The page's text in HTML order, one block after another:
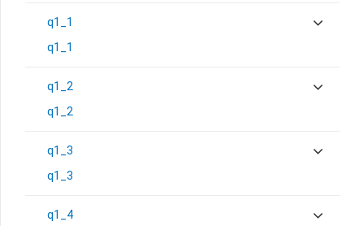
q1_1
q1_1
q1_2
q1_2
q1_3
q1_3
q1_4